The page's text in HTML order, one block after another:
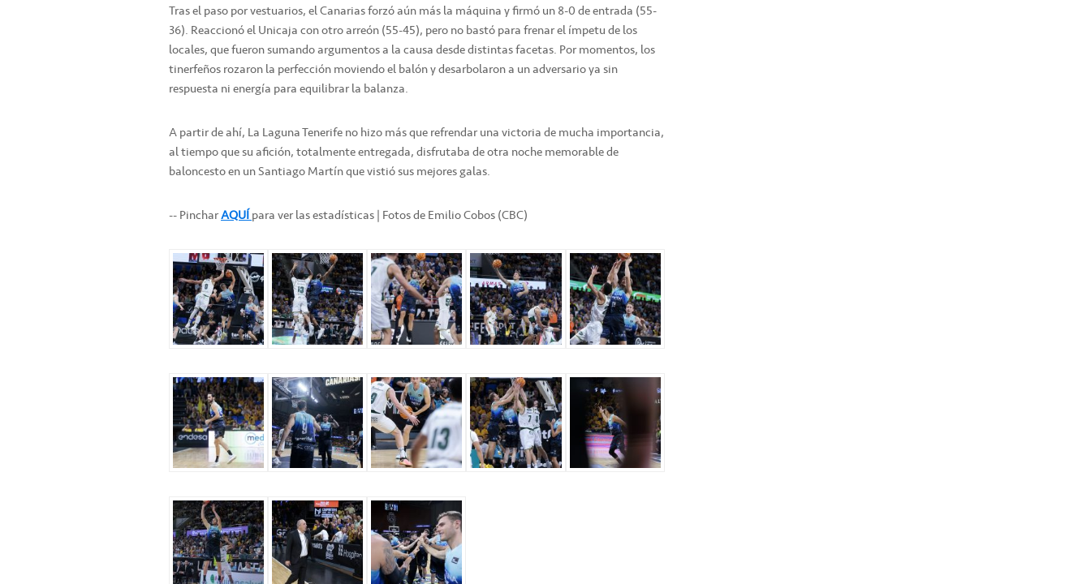
Tras el paso por vestuarios, el Canarias forzó aún más la máquina y firmó un 8-0 de entrada (55-
36). Reaccionó el Unicaja con otro arreón (55-45), pero no bastó para frenar el ímpetu de los
locales, que fueron sumando argumentos a la causa desde distintas facetas. Por momentos, los
tinerfeños rozaron la perfección moviendo el balón y desarbolaron a un adversario ya sin
respuesta ni energía para equilibrar la balanza.
A partir de ahí, La Laguna Tenerife no hizo más que refrendar una victoria de mucha importancia,
al tiempo que su afición, totalmente entregada, disfrutaba de otra noche memorable de
baloncesto en un Santiago Martín que vistió sus mejores galas.
-- PincharAQUÍpara ver las estadísticas | Fotos de Emilio Cobos (CBC)